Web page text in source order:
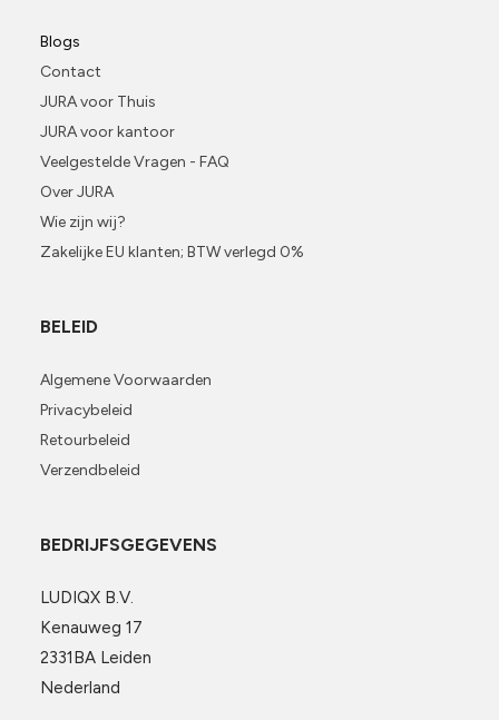
Blogs
Contact
JURA voor Thuis
JURA voor kantoor
Veelgestelde Vragen - FAQ
Over JURA
Wie zijn wij?
Zakelijke EU klanten; BTW verlegd 0%
BELEID
Algemene Voorwaarden
Privacybeleid
Retourbeleid
Verzendbeleid
BEDRIJFSGEGEVENS
LUDIQX B.V.
Kenauweg 17
2331BA Leiden
Nederland